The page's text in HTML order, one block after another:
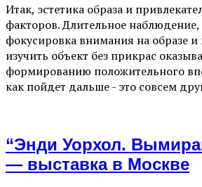
Итак, эстетика образа и
факторов. Длительное наблюдение,
фокусировка внимания на образе
изучить объект без прикрас
формированию положительного
как пойдет дальше - это совсем
“Энди Уорхол.
— выставка в Москве